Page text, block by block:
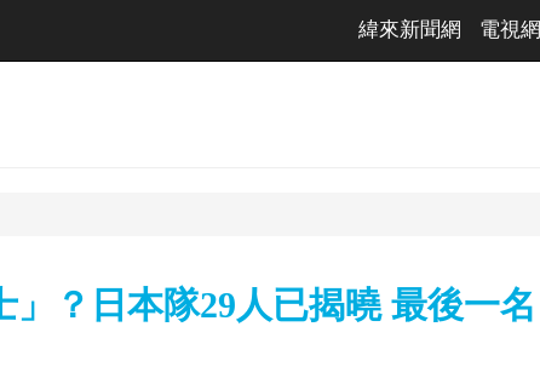
緯來新聞網 電視網
？日本隊29人已揭曉 最後一名